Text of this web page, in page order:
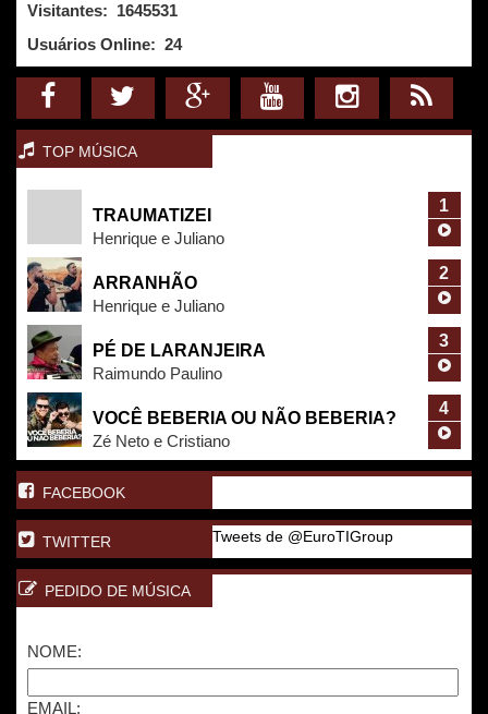
Visitantes: 1645531
Usuários Online: 24
TOP MÚSICA
TRAUMATIZEI
Henrique e Juliano
1
ARRANHÃO
Henrique e Juliano
2
PÉ DE LARANJEIRA
Raimundo Paulino
3
VOCÊ BEBERIA OU NÃO BEBERIA?
Zé Neto e Cristiano
4
FACEBOOK
TWITTER Tweets de @EuroTIGroup
PEDIDO DE MÚSICA
NOME:
EMAIL: